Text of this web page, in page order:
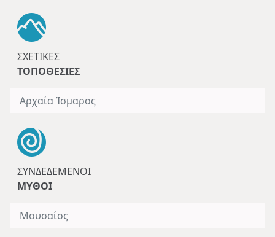
ΣΧΕΤΙΚΈΣ
ΤΟΠΟΘΕΣΊΕΣ
Αρχαία Ίσμαρος
ΣΥΝΔΕΔΕΜΈΝΟΙ
ΜΎΘΟΙ
Μουσαίος